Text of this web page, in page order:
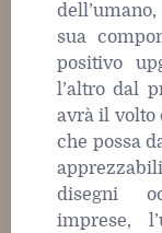
sua
positivo
l’altro dal
avrà il volto
che possa
disegni
imprese,